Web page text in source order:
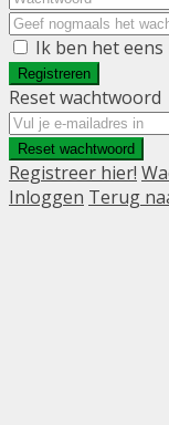
Ik ben het eens
Registreren
Reset wachtwoord
Reset wachtwoord
Registreer hier!
Inloggen Terug